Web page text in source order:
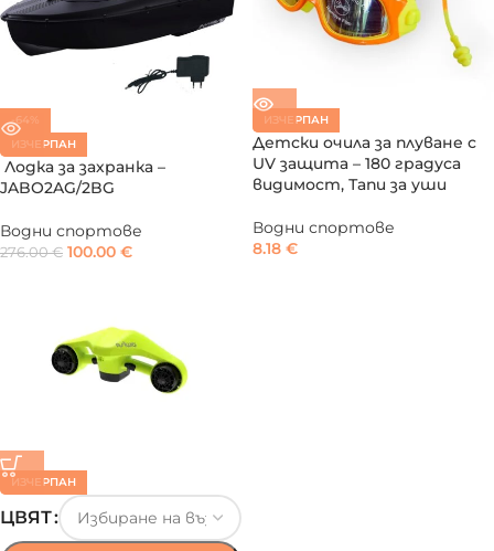
-64%
ИЗЧЕРПАН
Лодка за захранка –
JABO2AG/2BG
Водни спортове
276.00€ 100.00 €
ИЗЧЕРПАН
Детски очила за плуване с
UV защита – 180 градуса
видимост, Тапи за уши
Водни спортове
8.18 €
ИЗЧЕРПАН
ЦВЯТ